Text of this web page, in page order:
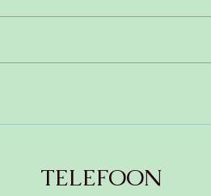
vegan) 😍
TELEFOON